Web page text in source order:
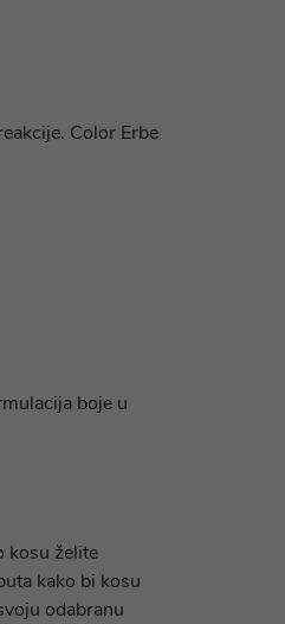
Color Erbe
boje u
kosu želite
kako bi kosu
odabranu